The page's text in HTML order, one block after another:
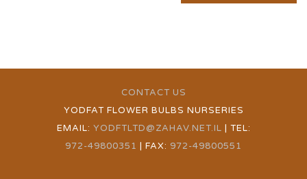
CONTACT US
YODFAT FLOWER BULBS NURSERIES
EMAIL: YODFTLTD@ZAHAV.NET.IL | TEL:
972-49800351 | FAX: 972-49800551